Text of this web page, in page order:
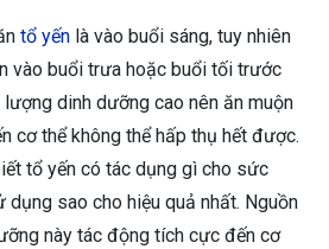
tổ yến là vào buổi sáng, tuy nhiên
vào buổi trưa hoặc buổi tối trước
dinh dưỡng cao nên ăn muộn
cơ thể không thể hấp thụ hết được.
tổ yến có tác dụng gì cho sức
dụng sao cho hiệu quả nhất. Nguồn
này tác động tích cực đến cơ